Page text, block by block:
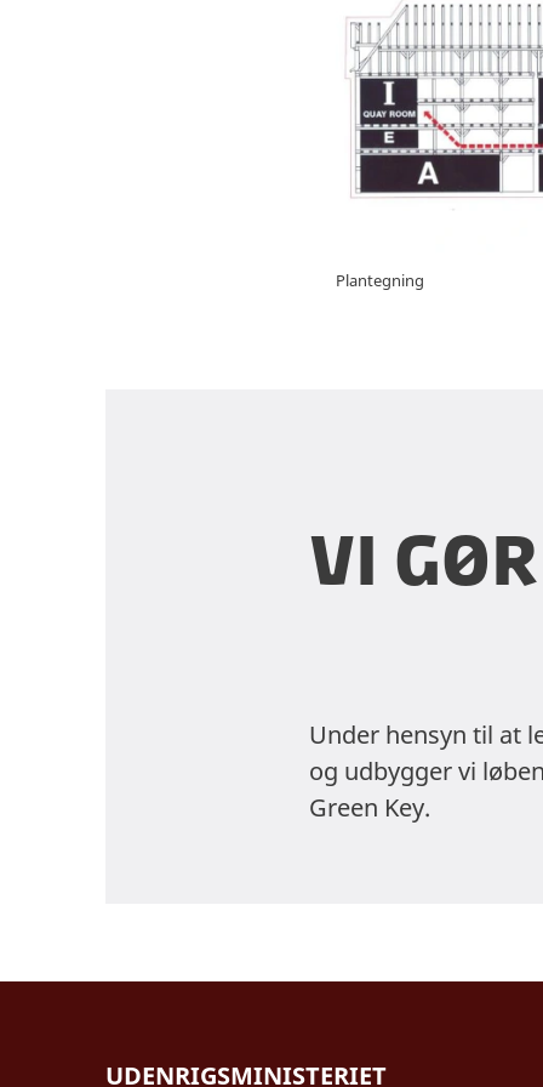
Plantegning
Vi
Under hensyn til at
og udbygger vi
Green Key.
UDENRIGSMINISTERIET